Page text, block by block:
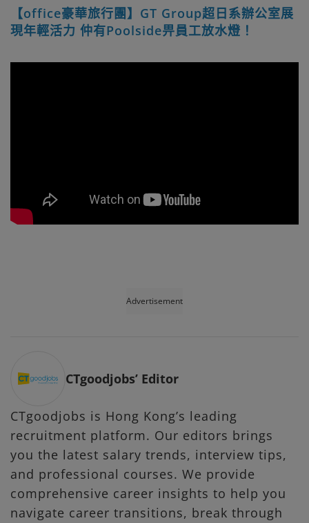
【office豪華旅行團】GT Group超日系辦公室展
現年輕活力 仲有Poolside畀員工放水燈！
Advertisement
CTgoodjobs’ Editor
CTgoodjobs is Hong Kong’s leading
recruitment platform. Our editors brings
you the latest salary trends, interview tips,
and professional courses. We provide
comprehensive career insights to help you
navigate career transitions, break through